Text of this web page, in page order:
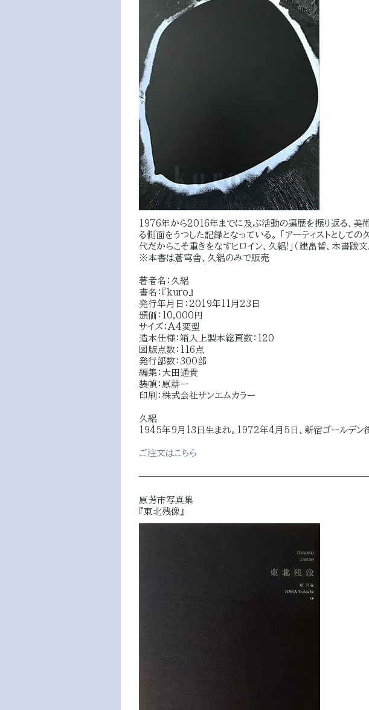
1976年から2016年までに及ぶ活動の遍歴を振り返る、美
る側面をうつした記録となっている。 「アーティストとして
代だからこそ重きをなすヒロイン、久絽!」（建畠晢、本書跋文
※本書は蒼穹舎、久絽のみで販売
著者名：久絽
書名：『kuro』
発行年月日：2019年11月23日
頒価：10,000円
サイズ：A4変型
造本仕様：箱入上製本総頁数：120
図版点数：116点
発行部数：300部
編集：大田通貴
装幀：原耕一
印刷：株式会社サンエムカラー
久絽
1945年9月13日生まれ。1972年4月5日、新宿ゴールデン街
ご注文はこちら
原芳市写真集
『東北残像』